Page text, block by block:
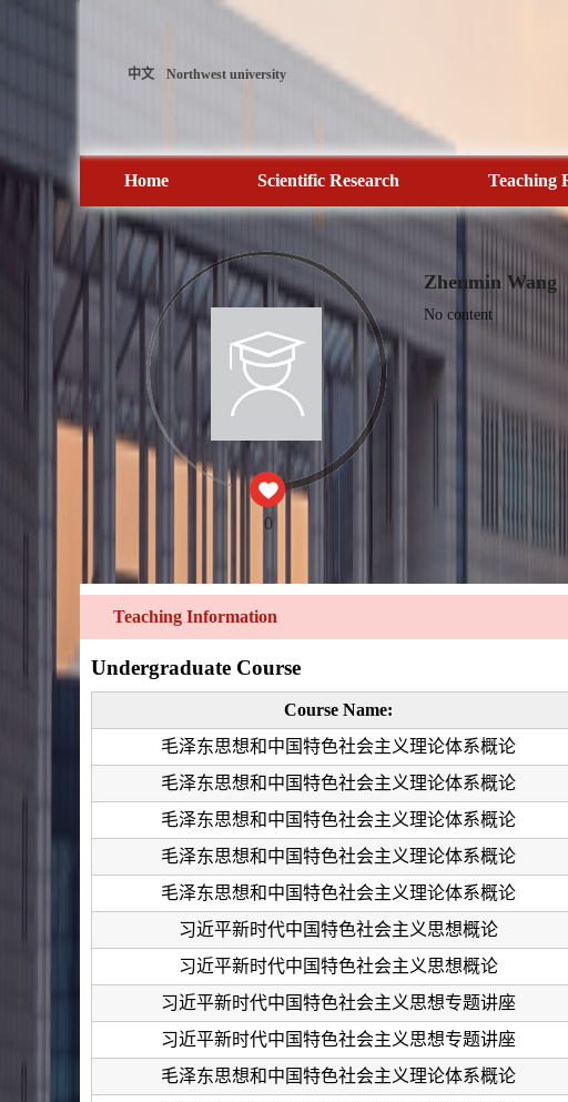
中文 Northwest university
Home Scientific Research Teaching
0
Zhenmin Wang
No content
Teaching Information
Undergraduate Course
Course Name:
毛泽东思想和中国特色社会主义理论体系概论
毛泽东思想和中国特色社会主义理论体系概论
毛泽东思想和中国特色社会主义理论体系概论
毛泽东思想和中国特色社会主义理论体系概论
毛泽东思想和中国特色社会主义理论体系概论
习近平新时代中国特色社会主义思想概论
习近平新时代中国特色社会主义思想概论
习近平新时代中国特色社会主义思想专题讲座
习近平新时代中国特色社会主义思想专题讲座
毛泽东思想和中国特色社会主义理论体系概论